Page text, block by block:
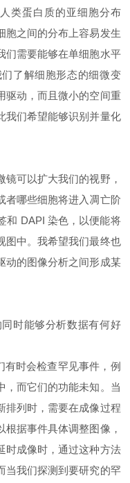
类蛋白质的亚细胞分布
胞之间的分布上容易发生
们需要能够在单细胞水平
了解细胞形态的细微变
驱动，而且微小的空间重
我们希望能够识别并量化
可以扩大我们的视野，
者哪些细胞将进入凋亡阶
和 DAPI 染色，以便能将
图中。我希望我们最终也
动的图像分析之间形成某
时能够分析数据有何好
有时会检查罕见事件，例
，而它们的功能未知。当
排列时，需要在成像过程
据事件具体调整图像，
时成像时，通过这种方法
当我们探测到要研究的罕